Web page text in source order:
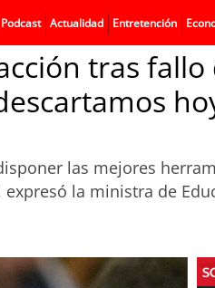
Podcast Actualidad Entretención
tras fallo
las mejores
la ministra de